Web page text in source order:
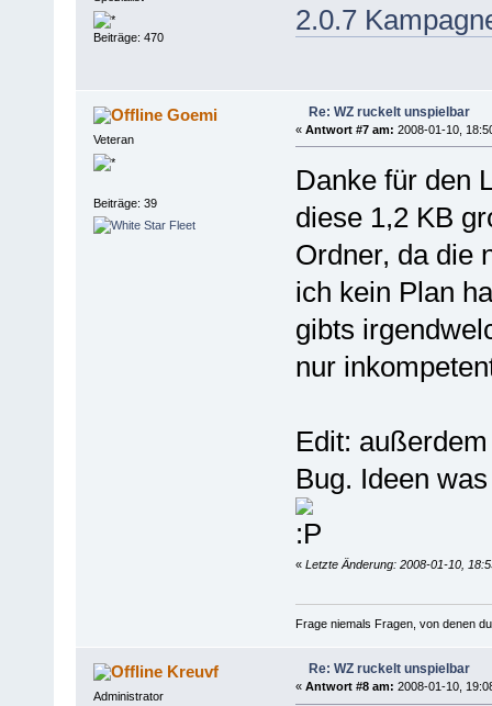
Beiträge: 470
2.0.7
Goemi
Veteran
Beiträge: 39
Re: WZ ruckelt unspielbar
« Antwort #7 am: 2008-01-10,
Danke für den
diese 1,2 KB
Ordner, da die
ich kein Plan
gibts
nur
Edit:
Bug. Ideen
« Letzte Änderung: 2008-01-10,
Frage niemals Fragen, von denen
Kreuvf
Administrator
Re: WZ ruckelt unspielbar
« Antwort #8 am: 2008-01-10,